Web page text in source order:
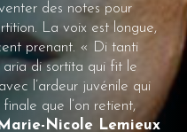
des notes pour
La voix est longue,
prenant. « Di tanti
di sortita qui fit le
l’ardeur juvénile qui
que l’on retient,
Marie-Nicole Lemieux